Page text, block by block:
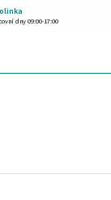
dny 09:00-17:00